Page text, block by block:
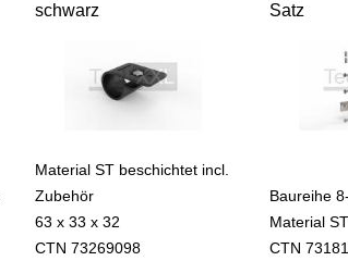
schwarz
Material ST beschichtet incl.
Zubehör
63 x 33 x 32
CTN 73269098
Satz
Baureihe
Material
CTN